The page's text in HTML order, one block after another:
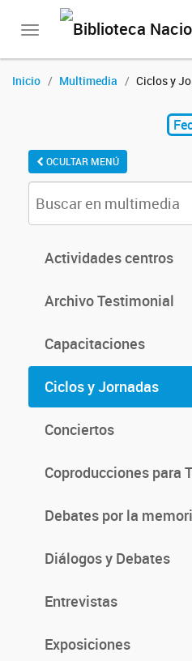
Toggle
Inicio Multimedia Ciclos y
OCULTAR MENÚ
Actividades centros
Archivo Testimonial
Capacitaciones
Ciclos y Jornadas
Conciertos
Coproducciones para
Debates por la
Diálogos y Debates
Entrevistas
Exposiciones